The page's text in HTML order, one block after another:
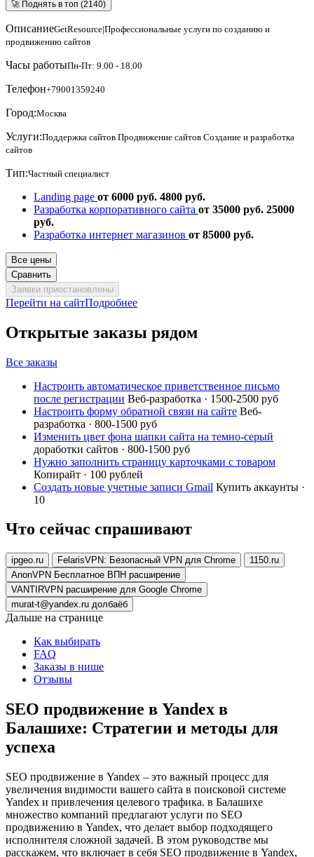
🚀 Поднять в топ (2140)
ОписаниеGetResource|Профессиональные услуги по созданию и
продвижению сайтов
Часы работыПн-Пт: 9.00 - 18.00
Телефон+79001359240
Город:Москва
Услуги:Поддержка сайтов Продвижение сайтов Создание и разработка
сайтов
Тип:Частный специалист
Landing page от 6000 руб. 4800 руб.
Разработка корпоративного сайта от 35000 руб. 25000
руб.
Разработка интернет магазинов от 85000 руб.
Все цены
Сравнить
Заявки приостановлены
Перейти на сайтПодробнее
Открытые заказы рядом
Все заказы
Настроить автоматическое приветственное письмо
после регистрации Веб-разработка · 1500-2500 руб
Настроить форму обратной связи на сайте Веб-
разработка · 800-1500 руб
Изменить цвет фона шапки сайта на темно-серый
доработки сайтов · 800-1500 руб
Нужно заполнить страницу карточками с товаром
Копирайт · 100 рублей
Создать новые учетные записи Gmail Купить аккаунты ·
10
Что сейчас спрашивают
ipgeo.ru FelarisVPN: Безопасный VPN для Chrome
1150.ru
AnonVPN Бесплатное ВПН расширение
VANTIRVPN расширение для Google Chrome
murat-t@yandex.ru долбаёб
Дальше на странице
Как выбирать
FAQ
Заказы в нише
Отзывы
SEO продвижение в Yandex в
Балашихе: Стратегии и методы для
успеха
SEO продвижение в Yandex – это важный процесс для
увеличения видимости вашего сайта в поисковой системе
Yandex и привлечения целевого трафика. в Балашихе
множество компаний предлагают услуги по SEO
продвижению в Yandex, что делает выбор подходящего
исполнителя сложной задачей. В этом руководстве мы
расскажем, что включает в себя SEO продвижение в Yandex,